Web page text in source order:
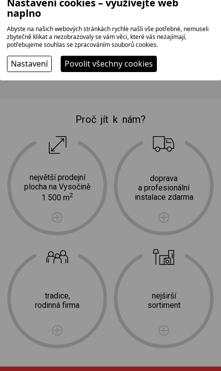
Rozměry výrobku:
Šířka: 46 cm
Výška: 11,8 cm
Hloubka: 35,7 cm
Hmotnost: 9,2 kg
Proč jít k nám?
největší prodejní
plocha na Vysočině
1 500 m2
tradice,
rodinná firma
doprava
a profesionální
instalace zdarma
nejširší
sortiment
naplno
Abyste na našich webových stránkách rychle našli vše potřebné, nemuseli
zbytečně klikat a nezobrazovaly se vám věci, které vás nezajímají,
potřebujeme souhlas se zpracováním souborů cookies.
Nastavení Povolit všechny cookies